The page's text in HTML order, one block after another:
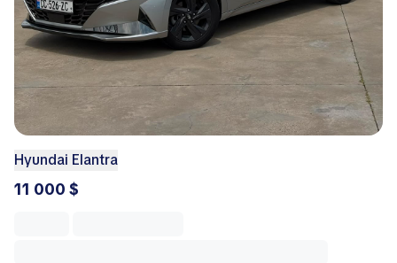
Hyundai Elantra
11 000 $